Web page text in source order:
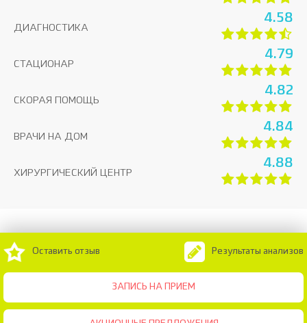
ДИАГНОСТИКА
4.58
СТАЦИОНАР
4.79
СКОРАЯ ПОМОЩЬ
4.82
ВРАЧИ НА ДОМ
4.84
ХИРУРГИЧЕСКИЙ ЦЕНТР
4.88
ЗАПИСЬ НА ПРИЕМ
Оставить отзыв Результаты анализов